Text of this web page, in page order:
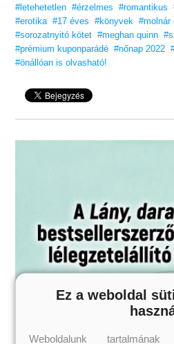
Mélyedj el! Kapcsolj
16 éves kortól
#letehetetlen #érzelmes #romantikus
#erotika #17 éves #könyvek #molnár
#sorozatnyitó kötet #meghan quinn
#prémium kuponparádé #nőnap 2022
#önállóan is olvasható!
Ez a weboldal
Weboldalunk